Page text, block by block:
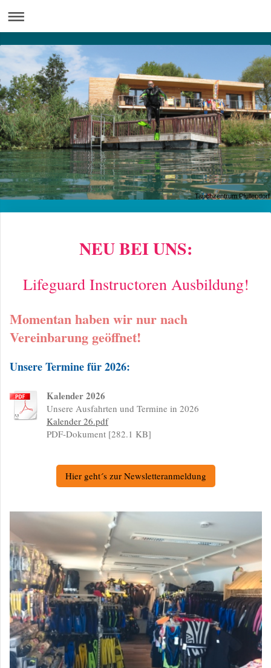
Tauchzentrum Pfullendorf
NEU BEI UNS:
Lifeguard Instructoren Ausbildung!
Momentan haben wir nur nach
Vereinbarung geöffnet!
Unsere Termine für 2026:
Kalender 2026
Unsere Ausfahrten und Termine in 2026
Kalender 26.pdf
PDF-Dokument [282.1 KB]
Hier geht´s zur Newsletteranmeldung